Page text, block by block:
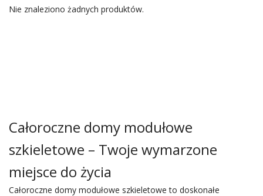
Nie znaleziono żadnych produktów.
Całoroczne domy modułowe
szkieletowe – Twoje wymarzone
miejsce do życia
Całoroczne domy modułowe szkieletowe to doskonałe